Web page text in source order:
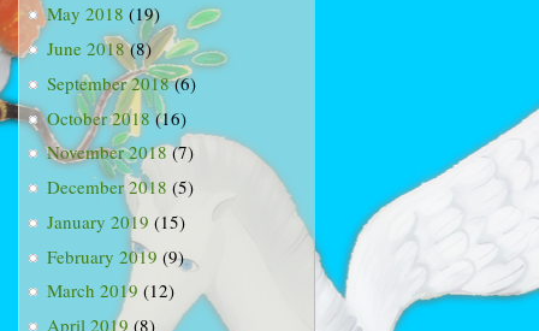
May 2018 (19)
June 2018(8)
September 2018(6)
October 2018(16)
November 2018(7)
December 2018 (5)
January 2019 (15)
February 2019 (9)
March 2019 (12)
April 2019 (8)